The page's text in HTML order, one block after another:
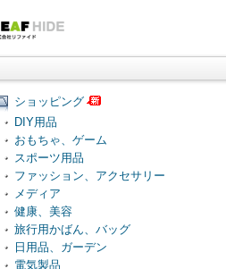
ショッピング
DIY用品
おもちゃ、ゲーム
スポーツ用品
ファッション、アクセサリー
メディア
健康、美容
旅行用かばん、バッグ
日用品、ガーデン
電気製品